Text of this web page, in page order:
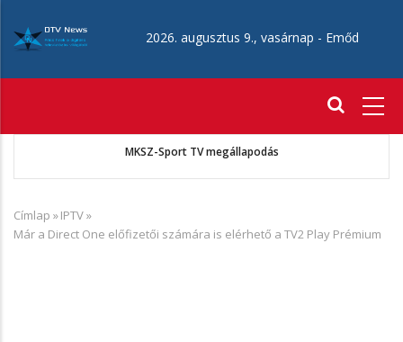
tartalomra
2026. augusztus 9., vasárnap - Emőd
MKSZ-Sport TV megállapodás
Morzsa
Címlap »IPTV»
Már a Direct One előfizetői számára is elérhető a TV2 Play Prémium